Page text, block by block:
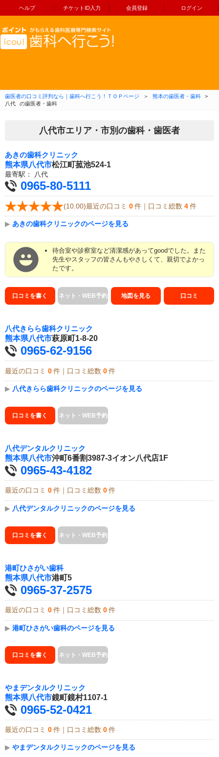
ヘルプ チケットID入力 会員登録 ログイン
コンテンツへ移動
歯医者の口コミ評判なら｜歯科へ行こう！ＴＯＰページ ＞ 熊本の歯医者・歯科
>
八代
の歯医者・歯科
八代市エリア・市別の歯科・歯医者
あきの歯科クリニック
熊本県八代市松江町菰池524-1
最寄駅： 八代
0965-80-5111
(10.00)最近の口コミ 0 件｜口コミ総数 4 件
▶ あきの歯科クリニックのページを見る
待合室や診察室など清潔感があってgoodでした。また
先生やスタッフの皆さんもやさしくて、親切でよかっ
たです。
口コミを書く ネット・WEB予約 地図を見る 口コミ
八代きらら歯科クリニック
熊本県八代市萩原町1-8-20
0965-62-9156
最近の口コミ 0 件｜口コミ総数 0 件
▶ 八代きらら歯科クリニックのページを見る
口コミを書く ネット・WEB予約
八代デンタルクリニック
熊本県八代市沖町6番割3987-3イオン八代店1F
0965-43-4182
最近の口コミ 0 件｜口コミ総数 0 件
▶ 八代デンタルクリニックのページを見る
口コミを書く ネット・WEB予約
港町ひさがい歯科
熊本県八代市港町5
0965-37-2575
最近の口コミ 0 件｜口コミ総数 0 件
▶ 港町ひさがい歯科のページを見る
口コミを書く ネット・WEB予約
やまデンタルクリニック
熊本県八代市鏡町鏡村1107-1
0965-52-0421
最近の口コミ 0 件｜口コミ総数 0 件
▶ やまデンタルクリニックのページを見る